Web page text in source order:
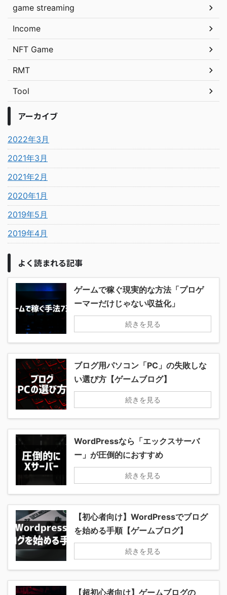
game streaming
Income
NFT Game
RMT
Tool
アーカイブ
2022年3月
2021年3月
2021年2月
2020年1月
2019年5月
2019年4月
よく読まれる記事
ゲームで稼ぐ現実的な方法「プロゲ
ーマーだけじゃない収益化」
続きを見る
ブログ用パソコン「PC」の失敗しな
い選び方【ゲームブログ】
続きを見る
WordPressなら「エックスサーバ
ー」が圧倒的におすすめ
続きを見る
【初心者向け】WordPressでブログ
を始める手順【ゲームブログ】
続きを見る
【超初心者向け】ゲームブログの